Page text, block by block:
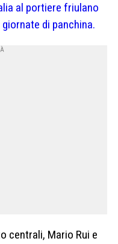
al portiere friulano
di panchina.
centrali, Mario Rui e